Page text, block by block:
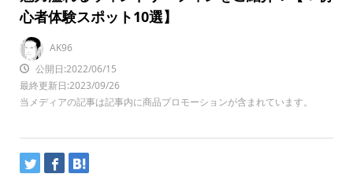
心者体験スポット10選】
AK96
公開日:2022/06/15
最終更新日:2023/09/26
当メディアの記事は記事内に商品プロモーションが含まれています。